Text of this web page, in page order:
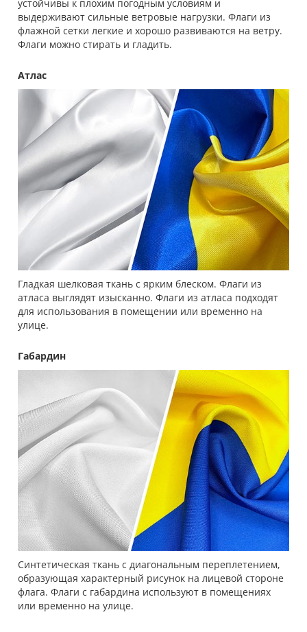
устойчивы к плохим погодным условиям и
выдерживают сильные ветровые нагрузки. Флаги из
флажной сетки легкие и хорошо развиваются на ветру.
Флаги можно стирать и гладить.
Атлас
Гладкая шелковая ткань с ярким блеском. Флаги из
атласа выглядят изысканно. Флаги из атласа подходят
для использования в помещении или временно на
улице.
Габардин
Синтетическая ткань с диагональным переплетением,
образующая характерный рисунок на лицевой стороне
флага. Флаги с габардина используют в помещениях
или временно на улице.